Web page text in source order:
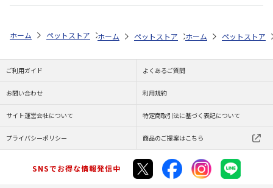
ホーム ペットストア おもちゃ おもちゃ・おやつ（小動物用）
ホーム ペットストア おもちゃ おもちゃ
ホーム ペットストア
ご利用ガイド よくあるご質問
お問い合わせ 利用規約
サイト運営会社について 特定商取引法に基づく表記について
プライバシーポリシー 商品のご提案はこちら
SNSでお得な情報発信中